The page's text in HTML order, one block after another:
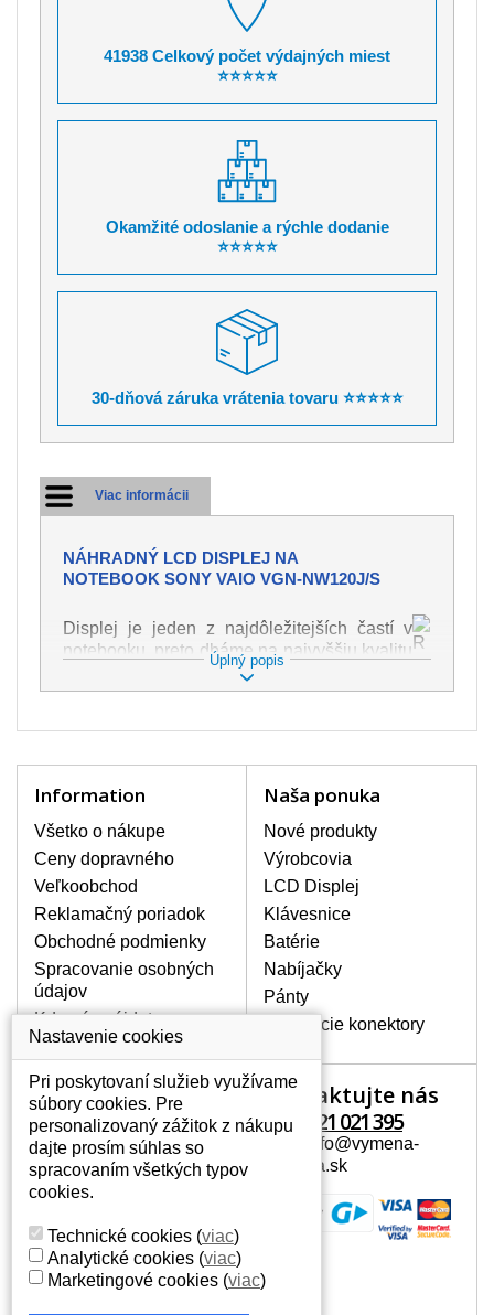
41938 Celkový počet výdajných miest
⭐⭐⭐⭐⭐
Okamžité odoslanie a rýchle dodanie
⭐⭐⭐⭐⭐
30-dňová záruka vrátenia tovaru ⭐⭐⭐⭐⭐
Viac informácii
NÁHRADNÝ LCD DISPLEJ NA
NOTEBOOK SONY VAIO VGN-NW120J/S
Displej je jeden z najdôležitejších častí v
notebooku, preto dbáme na najvyššiu kvalitu
tohto náhradného dielu. Slúži k
zobrazovaniu textu či obrazu v rôznej
najväčšou opatrnosťou. Medzi najčastejšie
poškodenie napr. prasklinu alebo
poškrábanie. Ďalej zvislé pruhy, nesvietiaci
displej, preblikávanie alebo nerovnomerný
jas.
LCD DISPLEJE NAJVYŠŠEJ
KVALITY !
Skladom držíme len originálne displeje, ktoré
spĺňajú vysokú kvalitu triedy A+ bez chybných
pixelov a to po celú dobu záruky.
AKO ZISTÍTE AKÝ POTREBUJETE
DISPLEJ PRE SVOJ NOTEBOOK?
Displej je možné dohľadať podľa modelu
notebooku, ktorý je uvedený na spodnej
strane notebooku na štítku alebo pod
batériou. Býva tiež znázornený na
rámčeku alebo pri klávesnici. V prípade,
že máte displej demontovaný, dohľadáte
to vďaka modelovému označeniu z
displeja, ktoré sa nachádza na štítku pri
EAN kóde.
Úplný popis
Information
Všetko o nákupe
Ceny dopravného
Veľkoobchod
Reklamačný poriadok
Obchodné podmienky
Spracovanie osobných
údajov
Kde nás nájdete
Naša ponuka
Nové produkty
Výrobcovia
LCD Displej
Klávesnice
Batérie
Nabíjačky
Pánty
Napájacie konektory
Váš účet
Váš účet
Osobné informácie
Adresy
Kontaktujte nás
+421 221 021 395
Mail: info@vymena-
displeja.sk
Nastavenie cookies
Pri poskytovaní služieb využívame
súbory cookies. Pre
personalizovaný zážitok z nákupu
dajte prosím súhlas so
spracovaním všetkých typov
cookies.
Technické cookies (viac)
Analytické cookies (viac)
Marketingové cookies (viac)